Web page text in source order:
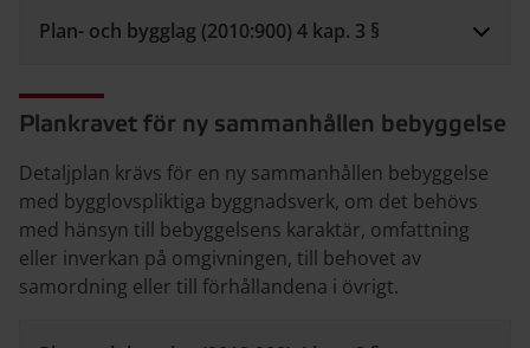
Plan- och bygglag (2010:900) 4 kap. 3 §
Plankravet för ny sammanhållen bebyggelse
Detaljplan krävs för en ny sammanhållen bebyggelse
med bygglovspliktiga byggnadsverk, om det behövs
med hänsyn till bebyggelsens karaktär, omfattning
eller inverkan på omgivningen, till behovet av
samordning eller till förhållandena i övrigt.